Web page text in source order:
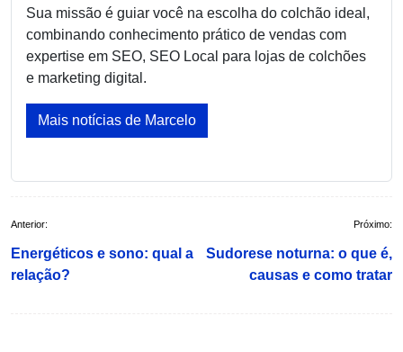
Sua missão é guiar você na escolha do colchão ideal,
combinando conhecimento prático de vendas com
expertise em SEO, SEO Local para lojas de colchões
e marketing digital.
Mais notícias de Marcelo
Navegação
de
Post
Anterior:
Energéticos e sono: qual a
relação?
Próximo:
Sudorese noturna: o que é,
causas e como tratar